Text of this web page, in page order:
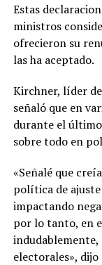
Estas
ministros
ofrecieron su
las ha aceptado.
Kirchner, líder
señaló que en
durante el
sobre todo en
«Señalé que
política de ajuste
impactando
por lo tanto, en
indudablemente,
electorales»,